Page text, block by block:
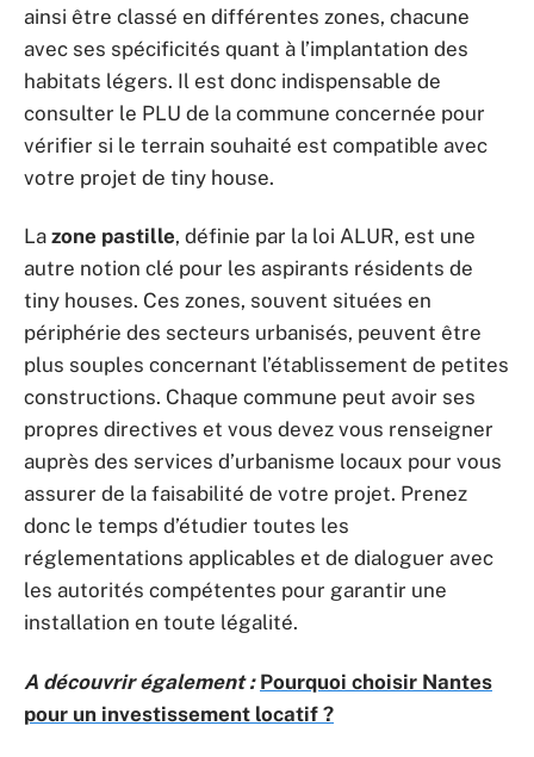
ainsi être classé en différentes zones, chacune
avec ses spécificités quant à l’implantation des
habitats légers. Il est donc indispensable de
consulter le PLU de la commune concernée pour
vérifier si le terrain souhaité est compatible avec
votre projet de tiny house.
La zone pastille, définie par la loi ALUR, est une
autre notion clé pour les aspirants résidents de
tiny houses. Ces zones, souvent situées en
périphérie des secteurs urbanisés, peuvent être
plus souples concernant l’établissement de petites
constructions. Chaque commune peut avoir ses
propres directives et vous devez vous renseigner
auprès des services d’urbanisme locaux pour vous
assurer de la faisabilité de votre projet. Prenez
donc le temps d’étudier toutes les
réglementations applicables et de dialoguer avec
les autorités compétentes pour garantir une
installation en toute légalité.
A découvrir également : Pourquoi choisir Nantes
pour un investissement locatif ?